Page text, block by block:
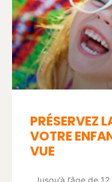
PRÉSERVEZ
VOTRE
VUE
Jusqu’à l’âge de